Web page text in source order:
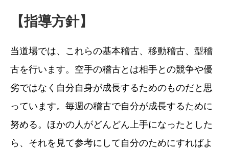
【指導方針】
当道場では、これらの基本稽古、移動稽古、型稽
古を行います。空手の稽古とは相手との競争や優
劣ではなく自分自身が成長するためのものだと思
っています。毎週の稽古で自分が成長するために
努める。ほかの人がどんどん上手になったとした
ら、それを見て参考にして自分のためにすればよ